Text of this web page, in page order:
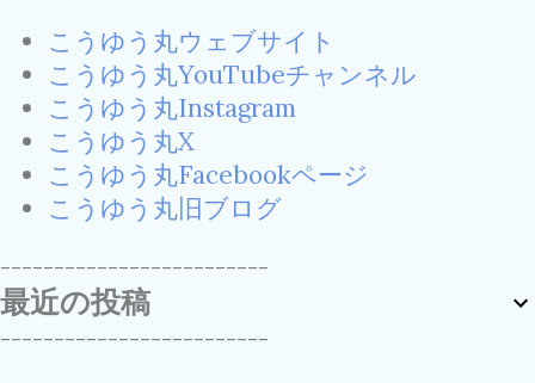
こうゆう丸ウェブサイト
こうゆう丸YouTubeチャンネル
こうゆう丸Instagram
こうゆう丸X
こうゆう丸Facebookページ
こうゆう丸旧ブログ
-------------------------
最近の投稿
-------------------------